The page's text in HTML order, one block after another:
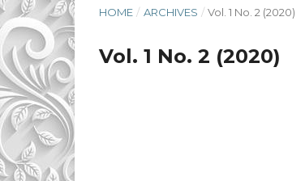
HOME / ARCHIVES / Vol. 1 No. 2 (2020)
Vol. 1 No. 2 (2020)